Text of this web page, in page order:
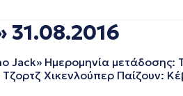
31.08.2016
Ημερομηνία μετάδοσης:
Χικενλούπερ Παίζουν: